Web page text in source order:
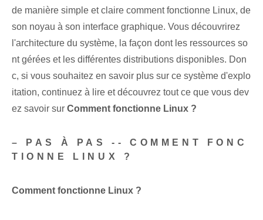
de manière simple et claire comment fonctionne Linux, de
son noyau à son interface graphique. Vous découvrirez
l'architecture du système, la façon dont les ressources so
nt gérées et les différentes distributions disponibles. Don
c, si vous souhaitez en savoir plus sur ce système d'explo
itation, continuez à lire et découvrez tout ce que vous dev
ez savoir sur Comment fonctionne Linux ?
– PAS À PAS -- COMMENT FONC
TIONNE LINUX ?
Comment fonctionne Linux ?